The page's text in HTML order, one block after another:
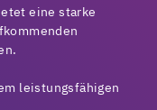
eine starke
leistungsfähigen